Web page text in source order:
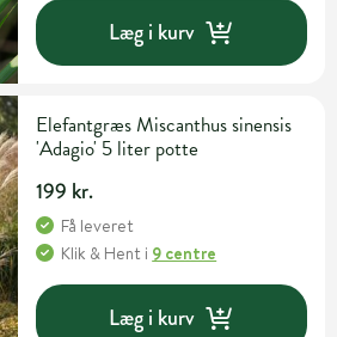
Læg i kurv
Elefantgræs Miscanthus sinensis
'Adagio' 5 liter potte
199 kr.
Få leveret
Klik & Hent i 9 centre
Læg i kurv